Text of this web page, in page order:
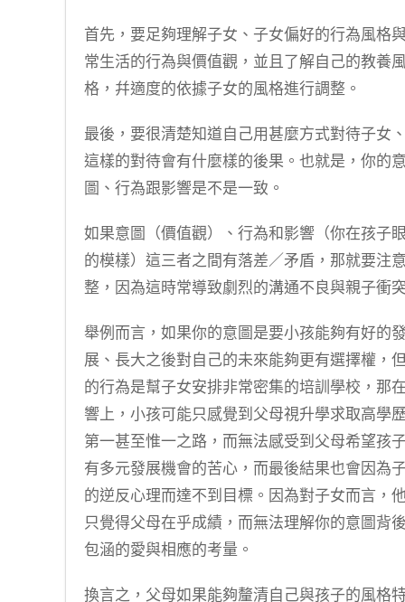
首先，要足夠理解子女、子女偏好的行為風格
常生活的行為與價值觀，並且了解自己的教養
格，幷適度的依據子女的風格進行調整。
最後，要很清楚知道自己用甚麼方式對待子女
這樣的對待會有什麼樣的後果。也就是， 你的
圖、行為跟影響是不是一致。
如果意圖（價值觀）、行為和影響（你在孩子
的模樣）這三者之間有落差／矛盾，那就要注
整，因為這時常導致劇烈的溝通不良與親子衝
舉例而言，如果你的意圖是要小孩能夠有好的
展、長大之後對自己的未來能夠更有選擇權，
的行為是幫子女安排非常密集的培訓學校，那
響上，小孩可能只感覺到父母視升學求取高學
第一甚至惟一之路，而無法感受到父母希望孩
有多元發展機會的苦心，而最後結果也會因為
的逆反心理而達不到目標。因為對子女而言，
只覺得父母在乎成績，而無法理解你的意圖背
包涵的愛與相應的考量。
換言之，父母如果能夠釐清自己與孩子的風格